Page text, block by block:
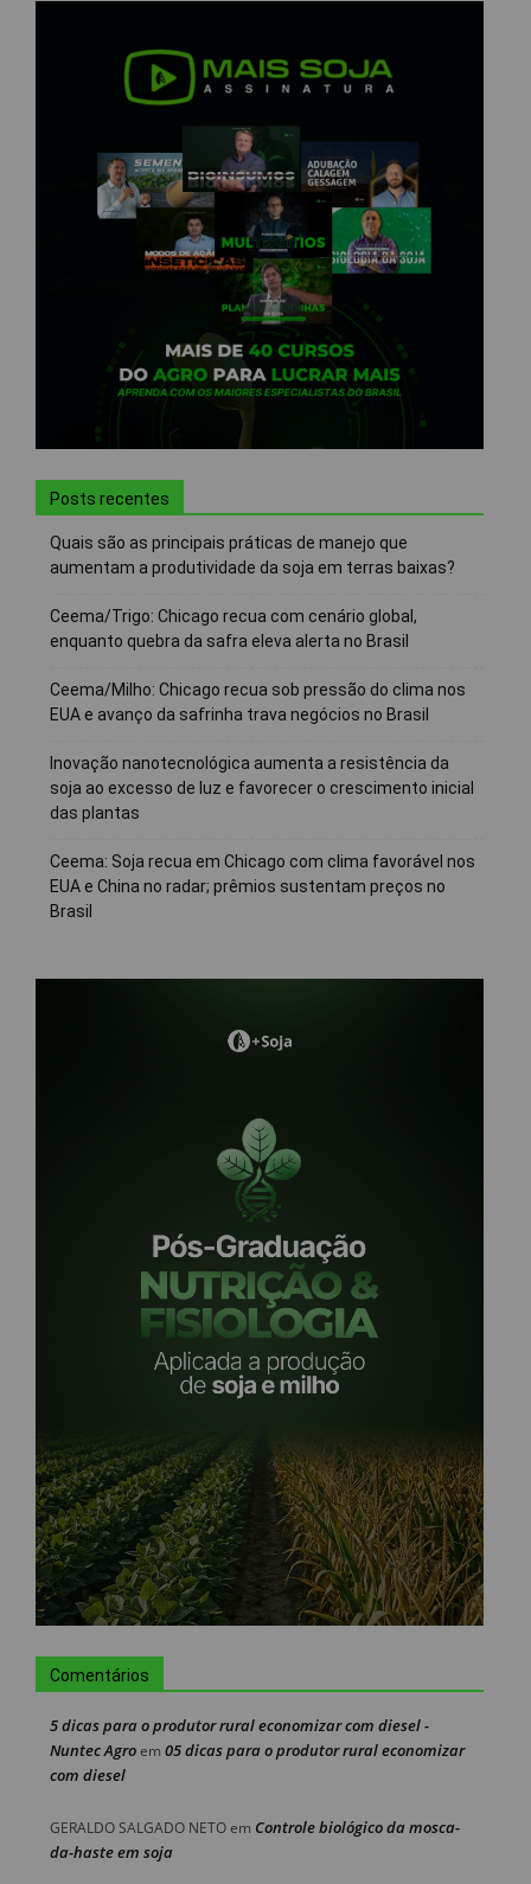
Posts recentes
Quais são as principais práticas de manejo que
aumentam a produtividade da soja em terras baixas?
Ceema/Trigo: Chicago recua com cenário global,
enquanto quebra da safra eleva alerta no Brasil
Ceema/Milho: Chicago recua sob pressão do clima nos
EUA e avanço da safrinha trava negócios no Brasil
Inovação nanotecnológica aumenta a resistência da
soja ao excesso de luz e favorecer o crescimento inicial
das plantas
Ceema: Soja recua em Chicago com clima favorável nos
EUA e China no radar; prêmios sustentam preços no
Brasil
Comentários
5 dicas para o produtor rural economizar com diesel -
Nuntec Agroem 05 dicas para o produtor rural economizar
com diesel
GERALDO SALGADO NETOem Controle biológico da mosca-
da-haste em soja